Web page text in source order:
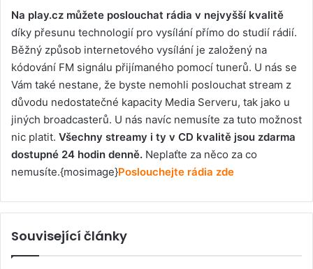
Na play.cz můžete poslouchat rádia v nejvyšší kvalitě
díky přesunu technologií pro vysílání přímo do studií rádií.
Běžný způsob internetového vysílání je založený na
kódování FM signálu přijímaného pomocí tunerů. U nás se
Vám také nestane, že byste nemohli poslouchat stream z
důvodu nedostatečné kapacity Media Serveru, tak jako u
jiných broadcasterů. U nás navíc nemusíte za tuto možnost
nic platit. Všechny streamy i ty v CD kvalitě jsou zdarma
dostupné 24 hodin denně. Neplaťte za něco za co
nemusíte.{mosimage}Poslouchejte rádia zde
Související články